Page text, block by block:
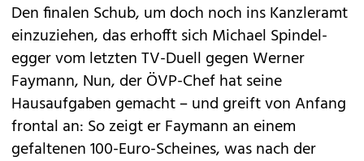
Den finalen Schub, um doch noch ins Kanzleramt
einzuziehen, das erhofft sich Michael Spindel­
egger vom letzten TV-Duell gegen Werner
Faymann, Nun, der ÖVP-Chef hat seine
Hausaufgaben gemacht – und greift von Anfang
frontal an: So zeigt er Faymann an einem
gefaltenen 100-Euro-Scheines, was nach der